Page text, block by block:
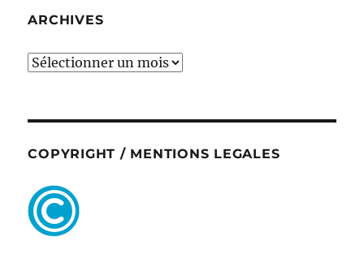
ARCHIVES
ARCHIVES
COPYRIGHT / MENTIONS LEGALES